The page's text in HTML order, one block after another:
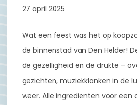
27 april 2025
Wat een feest was het op
de binnenstad van Den Helder!
de gezelligheid en de drukte –
gezichten, muziekklanken in de
weer. Alle ingrediënten voor een